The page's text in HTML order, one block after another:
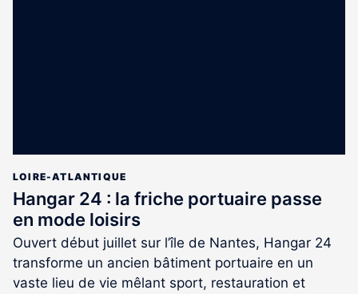
LOIRE-ATLANTIQUE
Hangar 24 : la friche portuaire passe
en mode loisirs
Ouvert début juillet sur l’île de Nantes, Hangar 24
transforme un ancien bâtiment portuaire en un
vaste lieu de vie mêlant sport, restauration et